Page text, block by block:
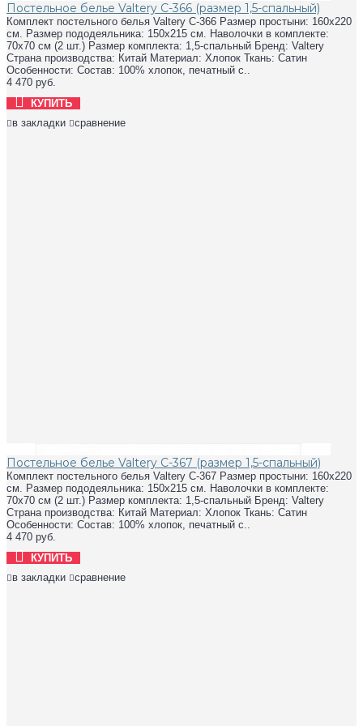
Постельное белье Valtery C-366 (размер 1,5-спальный)
Комплект постельного белья Valtery C-366 Размер простыни: 160х220
см. Размер пододеяльника: 150х215 см. Наволочки в комплекте:
70х70 см (2 шт.) Размер комплекта: 1,5-спальный Бренд: Valtery
Страна производства: Китай Материал: Хлопок Ткань: Сатин
Особенности: Состав: 100% хлопок, печатный с..
4 470 руб.
КУПИТЬ
в закладки
сравнение
Постельное белье Valtery C-367 (размер 1,5-спальный)
Комплект постельного белья Valtery C-367 Размер простыни: 160х220
см. Размер пододеяльника: 150х215 см. Наволочки в комплекте:
70х70 см (2 шт.) Размер комплекта: 1,5-спальный Бренд: Valtery
Страна производства: Китай Материал: Хлопок Ткань: Сатин
Особенности: Состав: 100% хлопок, печатный с..
4 470 руб.
КУПИТЬ
в закладки
сравнение